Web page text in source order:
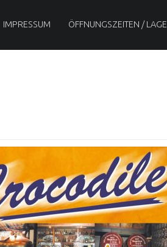
IMPRESSUM ÖFFNUNGSZEITEN / LAGE